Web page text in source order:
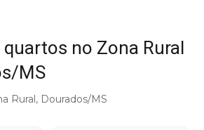
quartos no Zona Rural
MS
Rural, Dourados/MS